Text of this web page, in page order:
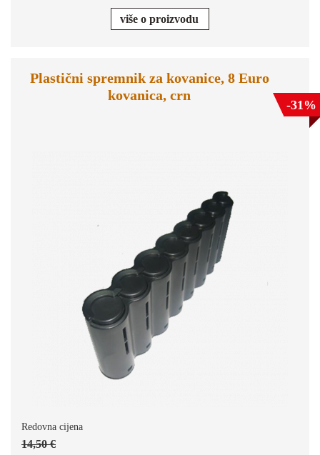
više o proizvodu
Plastični spremnik za kovanice, 8 Euro
kovanica, crn
Redovna cijena
14,50 €
-31%